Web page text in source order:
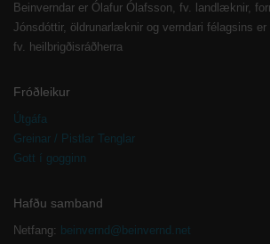
Beinverndar er Ólafur Ólafsson, fv. landlæknir,
Jónsdóttir, öldrunarlæknir og verndari félagsins
fv. heilbrigðisráðherra
Fróðleikur
Útgáfa
Greinar / Pistlar Tenglar
Gott í gogginn
Hafðu samband
Netfang: beinvernd@beinvernd.net